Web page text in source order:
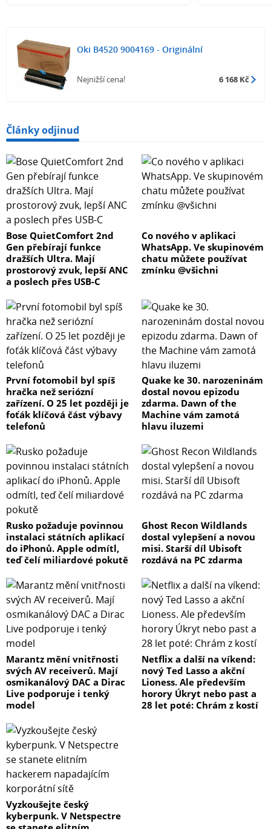
Oki B4520 9004169 - Originální
Nejnižší cena! 6 168 Kč
Články odjinud
Bose QuietComfort 2nd
Gen přebírají funkce
dražších Ultra. Mají
prostorový zvuk, lepší ANC
a poslech přes USB-C
Co nového v aplikaci
WhatsApp. Ve skupinovém
chatu můžete používat
zmínku @všichni
První fotomobil byl spíš
hračka než seriózní
zařízení. O 25 let později je
foťák klíčová část výbavy
telefonů
Quake ke 30. narozeninám
dostal novou epizodu
zdarma. Dawn of the
Machine vám zamotá
hlavu iluzemi
Rusko požaduje povinnou
instalaci státních aplikací
do iPhonů. Apple odmítl,
teď čelí miliardové pokutě
Ghost Recon Wildlands
dostal vylepšení a novou
misi. Starší díl Ubisoft
rozdává na PC zdarma
Marantz mění vnitřnosti
svých AV receiverů. Mají
osmikanálový DAC a Dirac
Live podporuje i tenký
model
Netflix a další na víkend:
nový Ted Lasso a akční
Lioness. Ale především
horory Úkryt nebo past a
28 let poté: Chrám z kostí
Vyzkoušejte český
kyberpunk. V Netspectre